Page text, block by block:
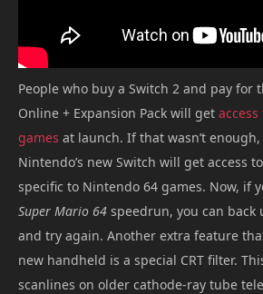
People who buy a Switch 2 and pay for
Online + Expansion Pack will get access
games at launch. If that wasn’t
Nintendo’s new Switch will get access
specific to Nintendo 64 games. Now, if
Super Mario 64 speedrun, you can back
and try again. Another extra feature
new handheld is a special CRT filter.
scanlines on older cathode-ray tube